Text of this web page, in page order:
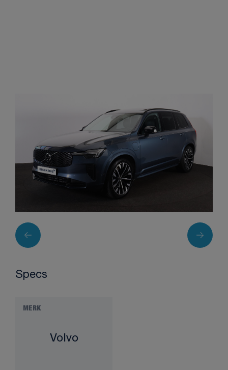
Specs
MERK
Volvo